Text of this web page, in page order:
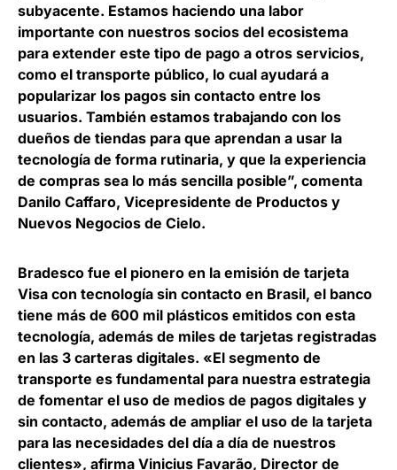
subyacente. Estamos haciendo una labor
importante con nuestros socios del ecosistema
para extender este tipo de pago a otros servicios,
como el transporte público, lo cual ayudará a
popularizar los pagos sin contacto entre los
usuarios. También estamos trabajando con los
dueños de tiendas para que aprendan a usar la
tecnología de forma rutinaria, y que la experiencia
de compras sea lo más sencilla posible”, comenta
Danilo Caffaro, Vicepresidente de Productos y
Nuevos Negocios de Cielo.
Bradesco fue el pionero en la emisión de tarjeta
Visa con tecnología sin contacto en Brasil, el banco
tiene más de 600 mil plásticos emitidos con esta
tecnología, además de miles de tarjetas registradas
en las 3 carteras digitales. «El segmento de
transporte es fundamental para nuestra estrategia
de fomentar el uso de medios de pagos digitales y
sin contacto, además de ampliar el uso de la tarjeta
para las necesidades del día a día de nuestros
clientes», afirma Vinicius Favarão, Director de